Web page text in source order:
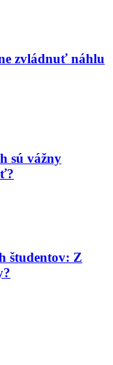
zvládnuť náhlu
sú vážny
študentov: Z